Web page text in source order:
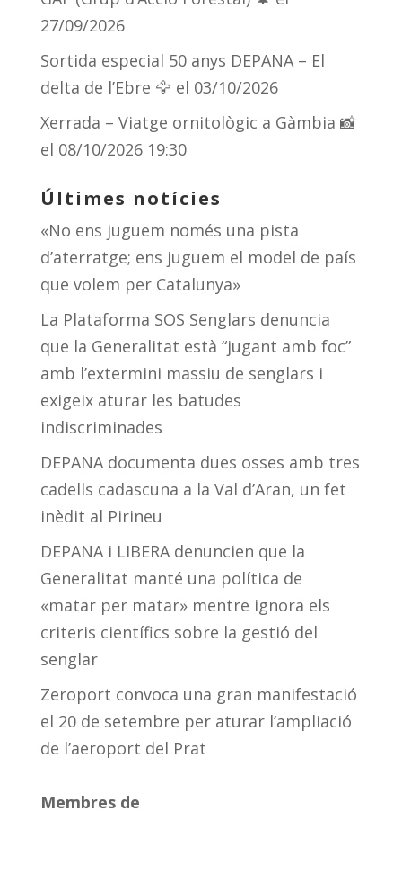
27/09/2026
Sortida especial 50 anys DEPANA – El
delta de l’Ebre 🦅 el 03/10/2026
Xerrada – Viatge ornitològic a Gàmbia 📸
el 08/10/2026 19:30
Últimes notícies
«No ens juguem només una pista
d’aterratge; ens juguem el model de país
que volem per Catalunya»
La Plataforma SOS Senglars denuncia
que la Generalitat està “jugant amb foc”
amb l’extermini massiu de senglars i
exigeix aturar les batudes
indiscriminades
DEPANA documenta dues osses amb tres
cadells cadascuna a la Val d’Aran, un fet
inèdit al Pirineu
DEPANA i LIBERA denuncien que la
Generalitat manté una política de
«matar per matar» mentre ignora els
criteris científics sobre la gestió del
senglar
Zeroport convoca una gran manifestació
el 20 de setembre per aturar l’ampliació
de l’aeroport del Prat
Membres de